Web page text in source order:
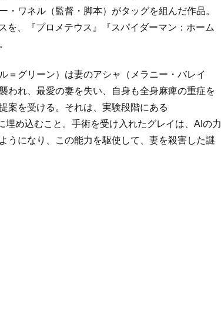
ワネル（監督・脚本）がタッグを組んだ作品。
を、『プロメテウス』『スパイダーマン：ホーム
＝グリーン）は妻のアシャ（メラニー・バレイ
われ、最愛の妻を失い、自身も全身麻痺の重症を
案を受ける。それは、実験段階にある
埋め込むこと。手術を受け入れたグレイは、AIの力
うになり、この能力を駆使して、妻を殺害した謎